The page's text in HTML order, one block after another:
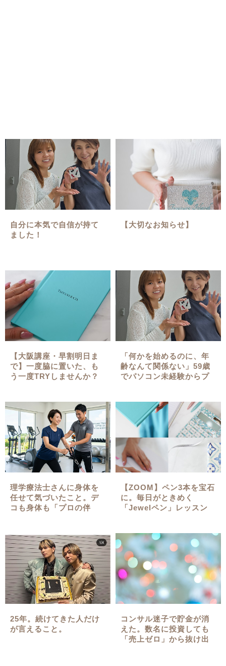
自分に本気で自信が持て
ました！
【大切なお知らせ】
【大阪講座・早割明日ま
で】一度脇に置いた、も
う一度TRYしませんか？
「何かを始めるのに、年
齢なんて関係ない」59歳
でパソコン未経験からプ
理学療法士さんに身体を
任せて気づいたこと。デ
コも身体も「プロの伴
【ZOOM】ペン3本を宝石
に。毎日がときめく
「Jewelペン」レッスン
25年。続けてきた人だけ
が言えること。
コンサル迷子で貯金が消
えた。数名に投資しても
「売上ゼロ」から抜け出